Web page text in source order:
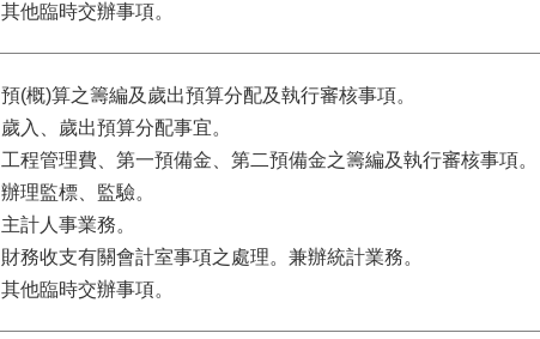
其他臨時交辦事項。
預(概)算之籌編及歲出預算分配及執行審核事項。
歲入、歲出預算分配事宜。
工程管理費、第一預備金、第二預備金之籌編及執行審核事項。
辦理監標、監驗。
主計人事業務。
財務收支有關會計室事項之處理。兼辦統計業務。
其他臨時交辦事項。